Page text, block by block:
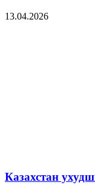
13.04.2026
Казахстан